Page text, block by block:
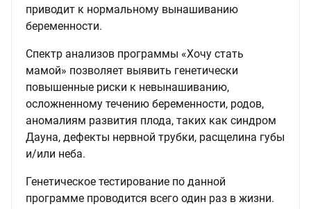
приводит к нормальному вынашиванию
беременности.
Спектр анализов программы «Хочу стать
мамой» позволяет выявить генетически
повышенные риски к невынашиванию,
осложненному течению беременности, родов,
аномалиям развития плода, таких как синдром
Дауна, дефекты нервной трубки, расщелина губы
и/или неба.
Генетическое тестирование по данной
программе проводится всего один раз в жизни.